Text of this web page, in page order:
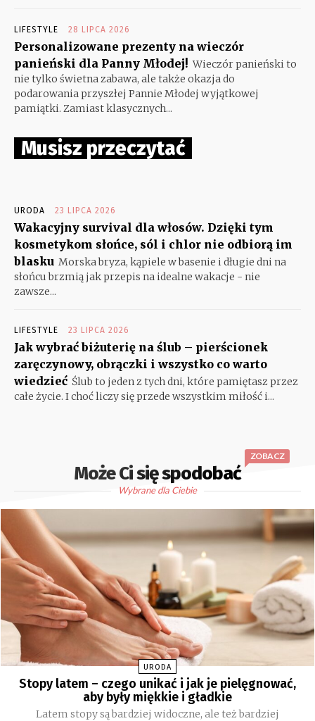
LIFESTYLE 28 LIPCA 2026
Personalizowane prezenty na wieczór
panieński dla Panny Młodej! Wieczór panieński to
nie tylko świetna zabawa, ale także okazja do
podarowania przyszłej Pannie Młodej wyjątkowej
pamiątki. Zamiast klasycznych...
Musisz przeczytać
URODA 23 LIPCA 2026
Wakacyjny survival dla włosów. Dzięki tym
kosmetykom słońce, sól i chlor nie odbiorą im
blasku Morska bryza, kąpiele w basenie i długie dni na
słońcu brzmią jak przepis na idealne wakacje - nie
zawsze...
LIFESTYLE 23 LIPCA 2026
Jak wybrać biżuterię na ślub – pierścionek
zaręczynowy, obrączki i wszystko co warto
wiedzieć Ślub to jeden z tych dni, które pamiętasz przez
całe życie. I choć liczy się przede wszystkim miłość i...
Może Ci się spodobać
ZOBACZ
Wybrane dla Ciebie
URODA
Stopy latem – czego unikać i jak je pielęgnować,
aby były miękkie i gładkie
Latem stopy są bardziej widoczne, ale też bardziej